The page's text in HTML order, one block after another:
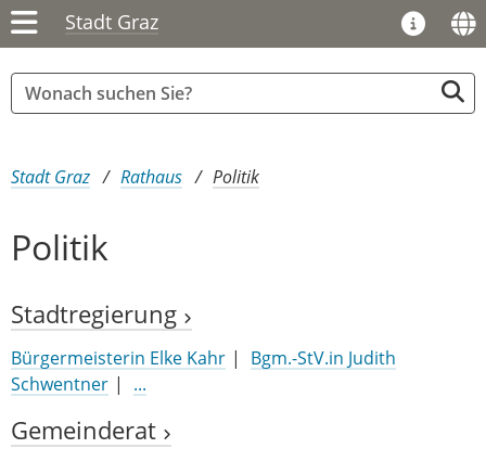
Stadt Graz
Sie sind hier:
Stadt Graz Rathaus Politik
Politik
Stadtregierung
Bürgermeisterin Elke Kahr
Bgm.-StV.in Judith
Schwentner
...
Gemeinderat